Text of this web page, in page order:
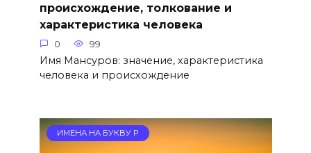
происхождение, толкование и
характеристика человека
0 99
Имя Мансуров: значение, характеристика
человека и происхождение
ИМЕНА НА БУКВУ Р